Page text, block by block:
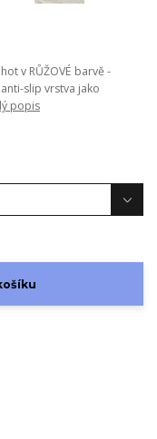
v RŮŽOVÉ barvě -
slip vrstva jako
popis